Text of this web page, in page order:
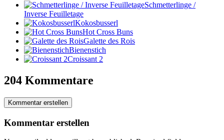
Schmetterlinge /
Inverse Feuilletage
Kokosbusserl
Hot Cross Buns
Galette des Rois
Bienenstich
Croissant 2
204 Kommentare
Kommentar erstellen
Kommentar erstellen